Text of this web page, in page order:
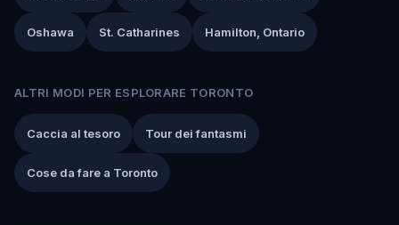
Oshawa St. Catharines Hamilton, Ontario
ALTRI MODI PER ESPLORARE TORONTO
Caccia al tesoro Tour dei fantasmi
Cose da fare a Toronto